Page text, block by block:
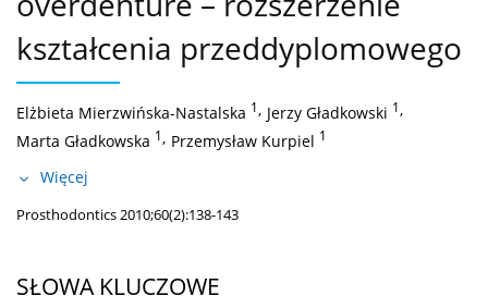
kształcenia przeddyplomowego
Elżbieta Mierzwińska-Nastalska 1, Jerzy Gładkowski 1,
Marta Gładkowska 1, Przemysław Kurpiel 1
Więcej
Prosthodontics 2010;60(2):138-143
SŁOWA KLUCZOWE